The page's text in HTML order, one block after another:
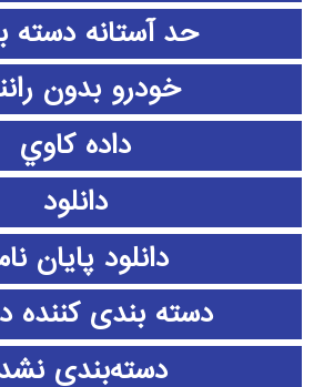
حد آستانه دسته
خودرو بدون
داده كاوي
دانلود
دانلود پايان
دسته بندی کننده
دسته‌بندی